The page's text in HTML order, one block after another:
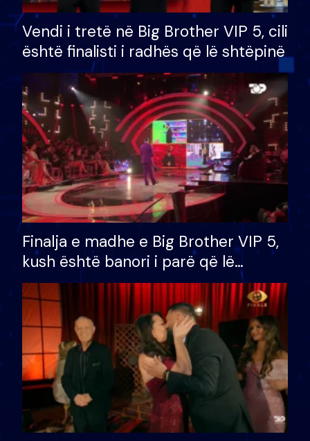
Vendi i tretë në Big Brother VIP 5, cili
është finalisti i radhës që lë shtëpinë
Finalja e madhe e Big Brother VIP 5,
kush është banori i parë që lë
shtëpinë dhe humb mundësinë për
të fituar çmimin e madh